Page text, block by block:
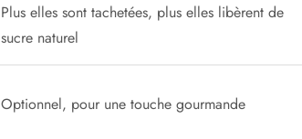
Plus elles sont tachetées, plus elles libèrent de
sucre naturel
Optionnel, pour une touche gourmande